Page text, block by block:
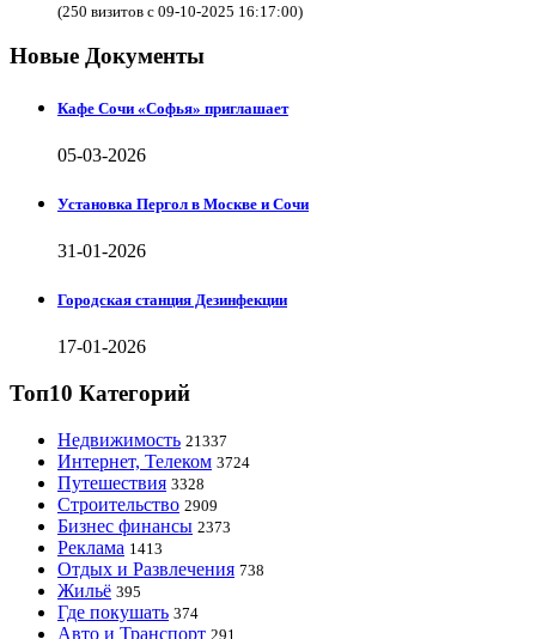
(250 визитов с 09-10-2025 16:17:00)
Новые Документы
Кафе Сочи «Софья» приглашает
05-03-2026
Установка Пергол в Москве и Сочи
31-01-2026
Городская станция Дезинфекции
17-01-2026
Топ10 Категорий
Недвижимость 21337
Интернет, Телеком 3724
Путешествия 3328
Строительство 2909
Бизнес финансы 2373
Реклама 1413
Отдых и Развлечения 738
Жильё 395
Где покушать 374
Авто и Транспорт 291